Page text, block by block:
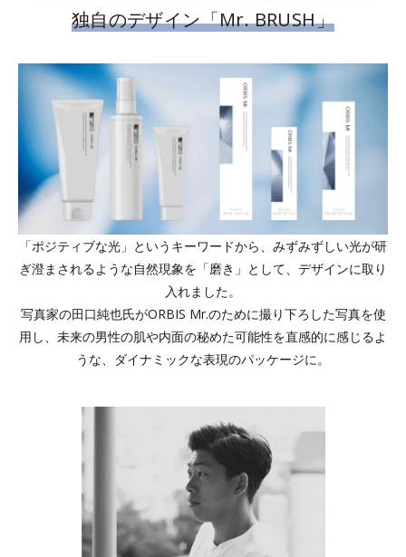
独自のデザイン「Mr. BRUSH」
「ポジティブな光」というキーワードから、みずみずしい光が研
ぎ澄まされるような自然現象を「磨き」として、デザインに取り
入れました。
写真家の田口純也氏がORBIS Mr.のために撮り下ろした写真を使
用し、未来の男性の肌や内面の秘めた可能性を直感的に感じるよ
うな、ダイナミックな表現のパッケージに。